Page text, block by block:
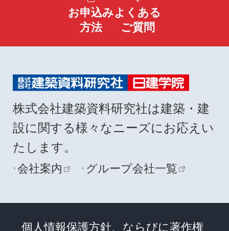
お申込み
方法
よくある
ご質問
株式会社建築資料研究社は建築・建
設に関する様々なニーズにお応えい
たします。
会社案内 グループ会社一覧
個人情報保護方針、ならびに著作権